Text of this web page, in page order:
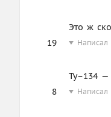
Это ж
19
Написал
Ту–134 —
8
Написал